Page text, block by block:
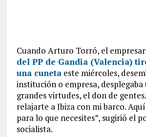
Cuando Arturo Torró, el
del PP de Gandia (Valencia)
una cunetaeste miércoles,
institución o empresa, desplegaba
grandes virtudes, el don de
relajarte a Ibiza con mi barco.
para lo que necesites”, sugirió el
socialista.